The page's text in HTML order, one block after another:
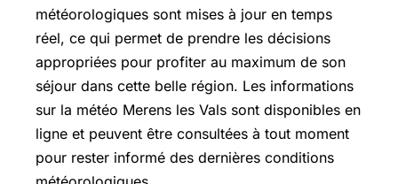
météorologiques sont mises à jour en temps
réel, ce qui permet de prendre les décisions
appropriées pour profiter au maximum de son
séjour dans cette belle région. Les informations
sur la météo Merens les Vals sont disponibles en
ligne et peuvent être consultées à tout moment
pour rester informé des dernières conditions